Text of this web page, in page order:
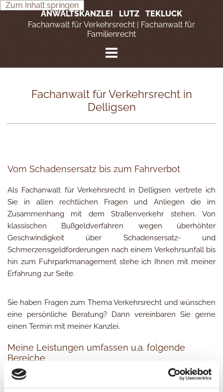
Zum Inhalt springen
ANWALTSKANZLEI LUTZ TEKLUCK
Fachanwalt für Verkehrsrecht | Fachanwalt für
Familienrecht
Fachanwalt für Verkehrsrecht in
Delligsen
Vom Schadensersatz bis zum Fahrverbot
Als Fachanwalt für Verkehrsrecht in Delligsen vertrete ich
Sie in allen rechtlichen Fragen und Anliegen die im
Zusammenhang mit dem Straßenverkehr stehen. Von
klassischen Bußgeldverfahren wegen überhöhter
Geschwindigkeit über Schadensersatz- und
Schmerzensgeldforderungen nach einem Verkehrsunfall bis
hin zum Fuhrparkmanagement stehe ich Ihnen mit meiner
Erfahrung zur Seite.
Sie haben Fragen zum Thema Verkehrsrecht und wünschen
eine persönliche Beratung? Dann vereinbaren Sie gerne
einen Termin mit meiner Kanzlei.
Meine Leistungen umfassen u.a. folgende
Bereiche